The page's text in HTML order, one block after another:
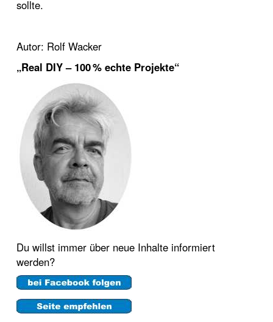
sollte.
Autor: Rolf Wacker
„Real DIY – 100 % echte Projekte“
Du willst immer über neue Inhalte informiert
werden?